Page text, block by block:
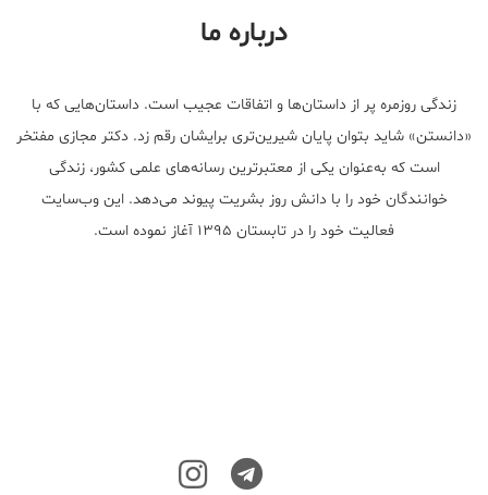
درباره ما
زندگی روزمره پر از داستان‌ها و اتفاقات عجیب است. داستان‌هایی که با
«دانستن» شاید بتوان پایان شیرین‌تری برایشان رقم زد. دکتر مجازی مفتخر
است که به‌عنوان یکی از معتبر‌ترین رسانه‌های علمی کشور، زندگی
خوانندگان خود را با دانش روز بشریت پیوند می‌دهد. این وب‌سایت
فعالیت خود را در تابستان ۱۳۹۵ آغاز نموده است.